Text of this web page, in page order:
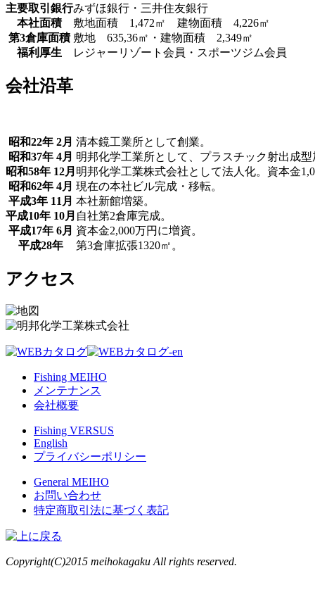
主要取引銀行みずほ銀行・三井住友銀行
本社面積
敷地面積 1,472㎡ 建物面積 4,226㎡
第3倉庫面積 敷地 635,36㎡・建物面積 2,349㎡
福利厚生
レジャーリゾート会員・スポーツジム会員
会社沿革
昭和22年 2月 清本鏡工業所として創業。
昭和37年 4月 明邦化学工業所として、プラスチック射出成
昭和58年 12月 明邦化学工業株式会社として法人化。資本金
昭和62年 4月 現在の本社ビル完成・移転。
平成3年 11月 本社新館増築。
平成10年 10月 自社第2倉庫完成。
平成17年 6月 資本金2,000万円に増資。
平成28年
第3倉庫拡張1320㎡。
アクセス
Fishing MEIHO
メンテナンス
会社概要
Fishing VERSUS
English
プライバシーポリシー
General MEIHO
お問い合わせ
特定商取引法に基づく表記
Copyright(C)2015 meihokagaku All rights reserved.